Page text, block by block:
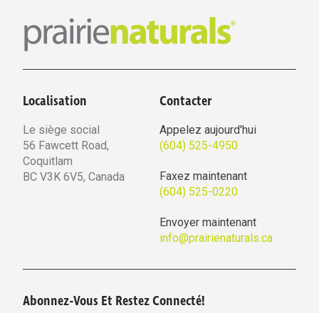
Localisation
Le siège social
56 Fawcett Road,
Coquitlam
BC V3K 6V5, Canada
Contacter
Appelez aujourd'hui
(604) 525-4950
Faxez maintenant
(604) 525-0220
Envoyer maintenant
info@prairienaturals.ca
Abonnez-Vous Et Restez Connecté!